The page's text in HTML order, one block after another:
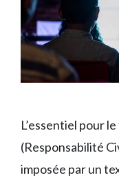
L’essentiel pour
(Responsabilité
imposée par un